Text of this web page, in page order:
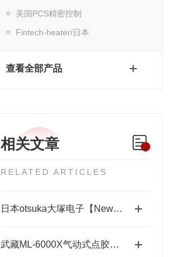
美国PCS精密控制
Fintech-heater/日本
查看全部产品
相关文章
RELATED ARTICLES
日本otsuka大塚电子【New】RETS-100nx相位差测量装置
武藏ML-6000X气动式点胶机维护体系：从预防性保养到智能运维